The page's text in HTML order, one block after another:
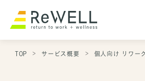
企業情報
TOP サービス概要 個人向け リワー